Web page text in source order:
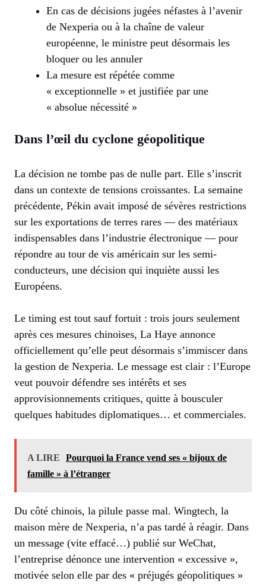
En cas de décisions jugées néfastes à l’avenir
de Nexperia ou à la chaîne de valeur
européenne, le ministre peut désormais les
bloquer ou les annuler
La mesure est répétée comme
« exceptionnelle » et justifiée par une
« absolue nécessité »
Dans l’œil du cyclone géopolitique
La décision ne tombe pas de nulle part. Elle s’inscrit
dans un contexte de tensions croissantes. La semaine
précédente, Pékin avait imposé de sévères restrictions
sur les exportations de terres rares — des matériaux
indispensables dans l’industrie électronique — pour
répondre au tour de vis américain sur les semi-
conducteurs, une décision qui inquiète aussi les
Européens.
Le timing est tout sauf fortuit : trois jours seulement
après ces mesures chinoises, La Haye annonce
officiellement qu’elle peut désormais s’immiscer dans
la gestion de Nexperia. Le message est clair : l’Europe
veut pouvoir défendre ses intérêts et ses
approvisionnements critiques, quitte à bousculer
quelques habitudes diplomatiques… et commerciales.
A LIRE
Pourquoi la France vend ses « bijoux de
famille » à l’étranger
Du côté chinois, la pilule passe mal. Wingtech, la
maison mère de Nexperia, n’a pas tardé à réagir. Dans
un message (vite effacé…) publié sur WeChat,
l’entreprise dénonce une intervention « excessive »,
motivée selon elle par des « préjugés géopolitiques »